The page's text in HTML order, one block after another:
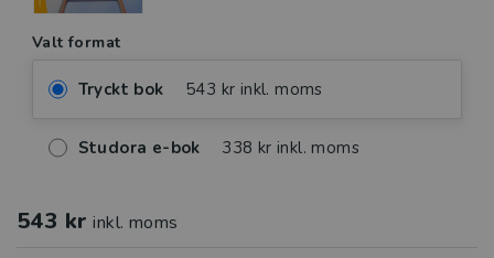
Valt format
Tryckt bok 543 kr inkl. moms
Studora e-bok 338 kr inkl. moms
543 kr inkl. moms